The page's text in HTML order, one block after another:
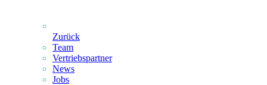
Zurück
Team
Vertriebspartner
News
Jobs